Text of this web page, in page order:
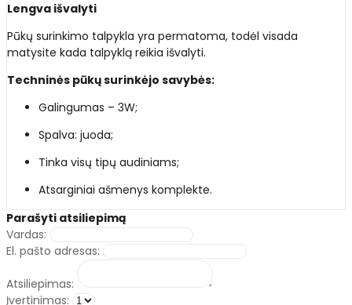
Lengva išvalyti
Pūkų surinkimo talpykla yra permatoma, todėl visada
matysite kada talpyklą reikia išvalyti.
Techninės pūkų surinkėjo savybės:
Galingumas – 3W;
Spalva: juoda;
Tinka visų tipų audiniams;
Atsarginiai ašmenys komplekte.
Parašyti atsiliepimą
Vardas:
El. pašto adresas:
Atsiliepimas:
Įvertinimas: